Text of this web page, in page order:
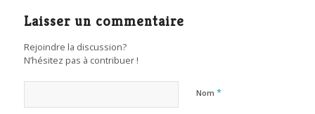
Laisser un commentaire
Rejoindre la discussion?
N’hésitez pas à contribuer !
Nom *